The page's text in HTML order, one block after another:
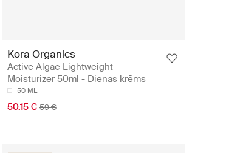
Kora Organics
Active Algae Lightweight
Moisturizer 50ml - Dienas krēms
50 ML
50.15 € 59 €